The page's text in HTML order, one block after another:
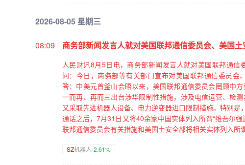
2026-08-05 星期三
08:09 商务部新闻发言人就对美国联邦通信委员会、美国
人民财讯8月5日电，商务部新闻发言人就对美国联邦通信
问：今日，商务部等有关部门宣布对美国联邦通信委员会
答：中美元首釜山会晤以来，美国联邦通信委员会罔顾中
一而再、再而三出台涉华限制性措施，涉及电信运营、检
又采取先进机器人设备、电力逆变器进口限制措施。特别
通话之后，7月31日又将40余家中国实体列入所谓“维吾尔
联邦通信委员会有关措施和美国土安全部将相关实体列入
技术对美出口管制，暂停中国强制性产品认证指定机构委
SZ机器人-2.61%